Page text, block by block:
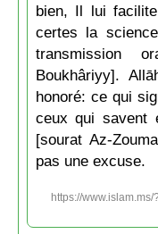
bien, Il lui
certes la
transmission
Boukhâriyy].
honoré: ce qui
ceux qui savent
[sourat Az-
pas une excuse.
https://www.islam.ms/